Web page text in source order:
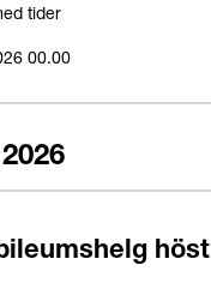
tider
00.00
höst